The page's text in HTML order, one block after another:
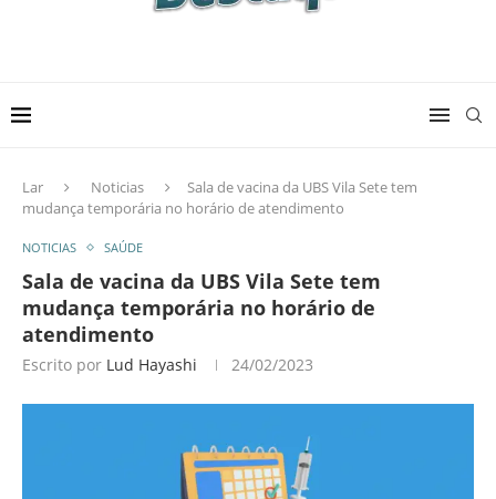
Lar Noticias
Sala de vacina da UBS Vila Sete tem
mudança temporária no horário de atendimento
NOTICIAS SAÚDE
Sala de vacina da UBS Vila Sete tem
mudança temporária no horário de
atendimento
Escrito por Lud Hayashi 24/02/2023